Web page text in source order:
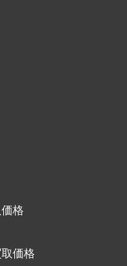
格
価格